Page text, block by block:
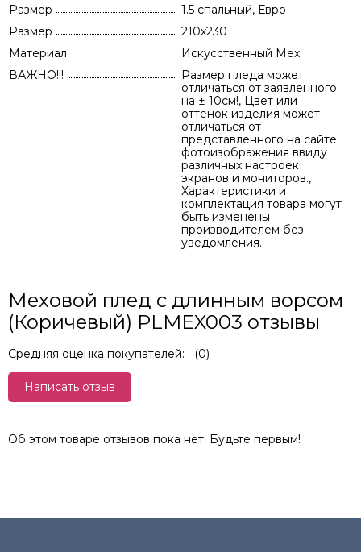
Размер
1.5 спальный, Евро
Размер
210х230
Материал
Искусственный Мех
ВАЖНО!!!
Размер пледа может
отличаться от заявленного
на ± 10см!, Цвет или
оттенок изделия может
отличаться от
представленного на сайте
фотоизображения ввиду
различных настроек
экранов и мониторов.,
Характеристики и
комплектация товара могут
быть изменены
производителем без
уведомления.
Меховой плед с длинным ворсом
(Коричевый) PLMEX003 отзывы
Средняя оценка покупателей: (0)
Написать отзыв
Об этом товаре отзывов пока нет. Будьте первым!